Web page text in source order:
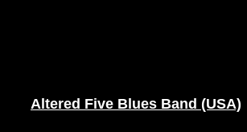
Altered Five Blues Band (USA)